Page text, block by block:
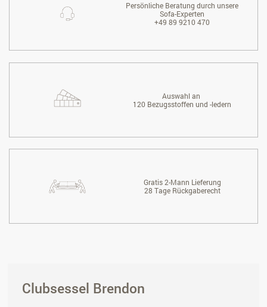
Persönliche Beratung durch unsere
Sofa-Experten
+49 89 9210 470
Auswahl an
120 Bezugsstoffen und -ledern
Gratis 2-Mann Lieferung
28 Tage Rückgaberecht
Clubsessel Brendon